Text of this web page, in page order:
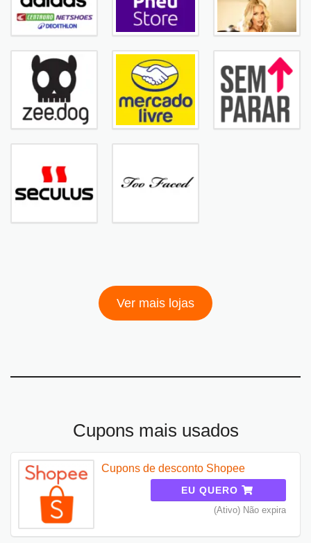
Ver mais lojas
Cupons mais usados
Cupons de desconto Shopee
EU QUERO
(Ativo) Não expira